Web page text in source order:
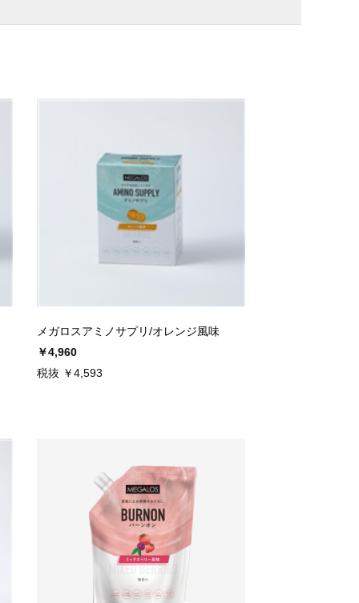
メガロスアミノサプリ/オレンジ風味
￥4,960
税抜 ￥4,593